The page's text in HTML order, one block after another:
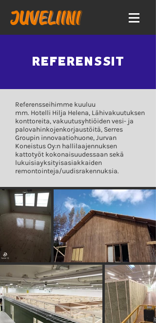
REFERENSSIT
Referensseihimme kuuluu
mm. Hotelli Hilja Helena, Lähivakuutuksen
konttoreita, vakuutusyhtiöiden vesi- ja
palovahinkojenkorjaustöitä, Serres
Groupin innovaatiohuone, Jurvan
Koneistus Oy:n hallilaajennuksen
kattotyöt kokonaisuudessaan sekä
lukuisiayksityisasiakkaiden
remontointeja/uudisrakennuksia.